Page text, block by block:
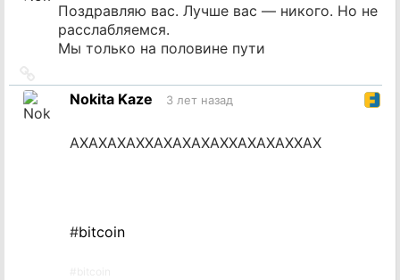
Поздравляю вас. Лучше вас — никого. Но не
расслабляемся.
Мы только на половине пути
на
источникNokita Kaze 3 лет назад
АХАХАХАХХАХАХАХАХХАХАХАХХАХ
#bitcoin